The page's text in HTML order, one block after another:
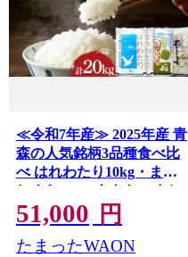
≪令和7年産≫ 2025年産 青
森の人気銘柄3品種食べ比
べ はれわたり10kg・まっ
しぐら5kg・あきたこまち
5kg (精米) 合計20kg 【長
幸】 白米 米 お米 おこめ
コメ 精米 ご飯 ごはん 特A
51,000 円
たまったWAON